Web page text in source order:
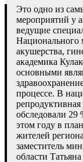
Это одно из
мероприятий у
ведущие
Национального
акушерства,
академика
основными
процессе. В
обследовали 29
этом году в
жителей
заместитель
области